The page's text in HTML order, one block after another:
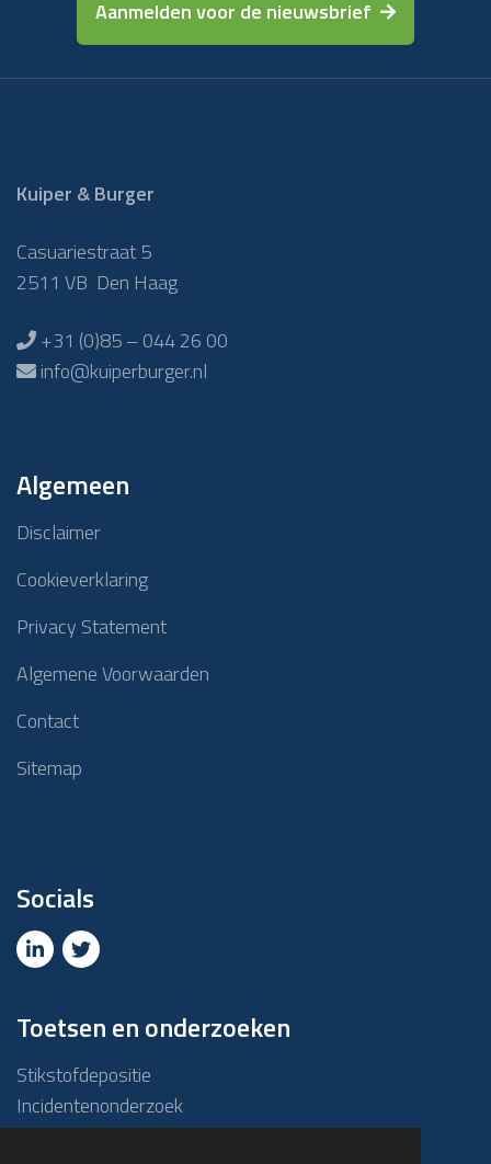
Aanmelden voor de nieuwsbrief
Kuiper & Burger
Casuariestraat 5
2511 VB Den Haag
+31 (0)85 – 044 26 00
info@kuiperburger.nl
Algemeen
Disclaimer
Cookieverklaring
Privacy Statement
Algemene Voorwaarden
Contact
Sitemap
Socials
Toetsen en onderzoeken
Stikstofdepositie
Incidentenonderzoek
Due diligence